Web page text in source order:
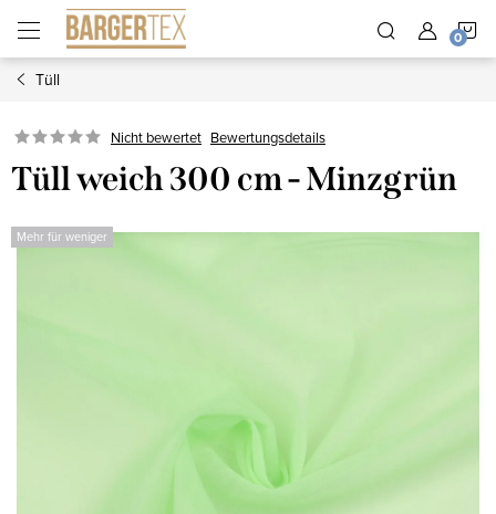
Inhalt
springen
Tüll
Nicht bewertet Bewertungsdetails
Tüll weich 300 cm - Minzgrün
Mehr für weniger